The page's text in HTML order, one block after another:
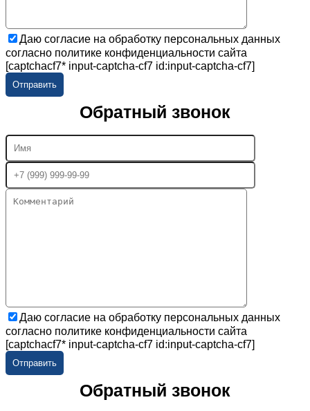
Даю согласие на обработку персональных данных
согласно политике конфиденциальности сайта
[captchacf7* input-captcha-cf7 id:input-captcha-cf7]
Обратный звонок
Даю согласие на обработку персональных данных
согласно политике конфиденциальности сайта
[captchacf7* input-captcha-cf7 id:input-captcha-cf7]
Обратный звонок